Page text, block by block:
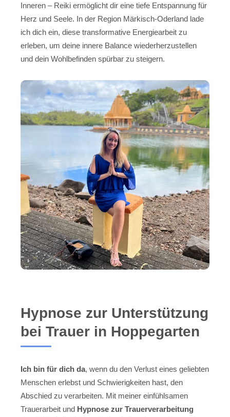
Inneren – Reiki ermöglicht dir eine tiefe Entspannung für
Herz und Seele. In der Region Märkisch-Oderland lade
ich dich ein, diese transformative Energiearbeit zu
erleben, um deine innere Balance wiederherzustellen
und dein Wohlbefinden spürbar zu steigern.
Hypnose zur Unterstützung
bei Trauer in Hoppegarten
Ich bin für dich da, wenn du den Verlust eines geliebten
Menschen erlebst und Schwierigkeiten hast, den
Abschied zu verarbeiten. Mit meiner einfühlsamen
Trauerarbeit und Hypnose zur Trauerverarbeitung